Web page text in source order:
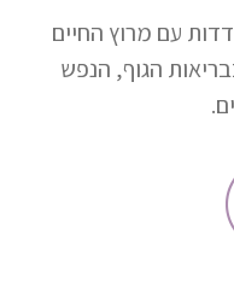
עם מרוץ החיים
הגוף, הנפש